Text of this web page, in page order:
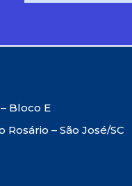
Bloco E
Rosário – São José/SC